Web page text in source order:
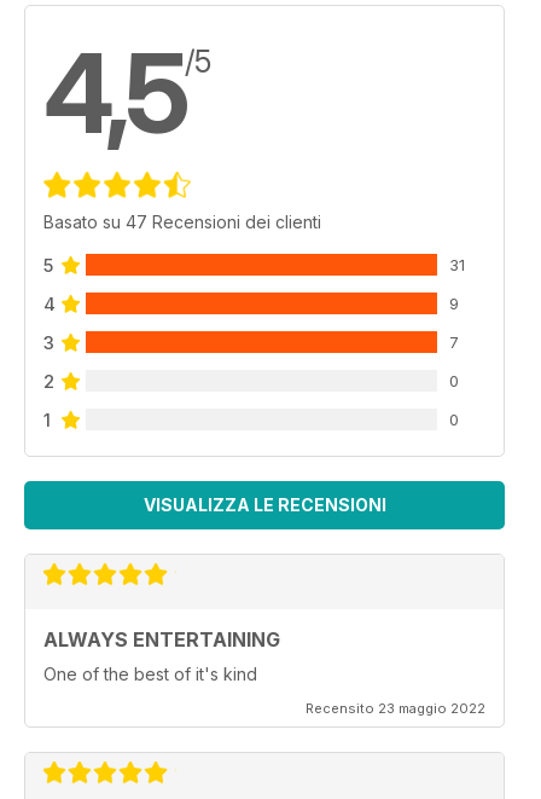
4,5/5
Basato su 47 Recensioni dei clienti
5 31
4 9
3 7
2 0
1 0
VISUALIZZA LE RECENSIONI
ALWAYS ENTERTAINING
One of the best of it's kind
Recensito 23 maggio 2022